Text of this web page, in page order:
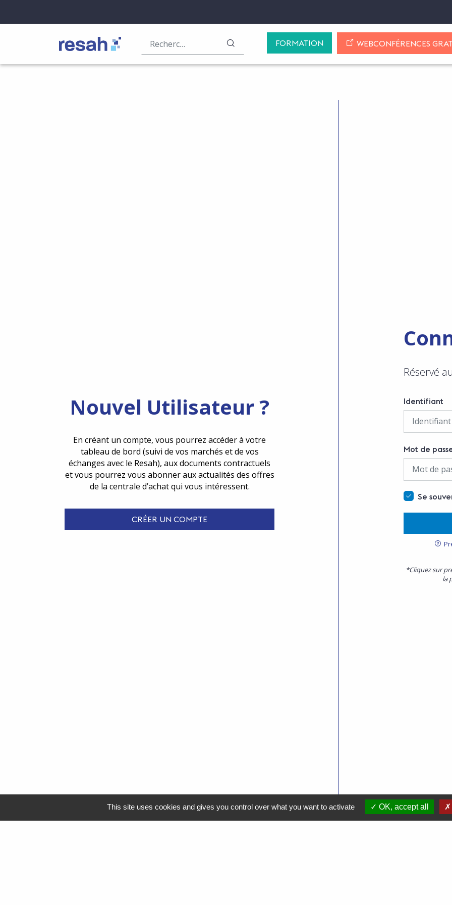
Logo Resah LANCER LA RECHERCHE
FORMATION WEBCONFÉRENCES
Nouvel Utilisateur ?
En créant un compte, vous pourrez accéder à votre
tableau de bord (suivi de vos marchés et de vos
échanges avec le Resah), aux documents contractuels
et vous pourrez vous abonner aux actualités des offres
de la centrale d’achat qui vous intéressent.
CRÉER UN COMPTE
Réservé
Identifiant
Mot de
Se
*Cliquez sur
la
This site uses cookies and gives you control over what you want to activate OK, accept all